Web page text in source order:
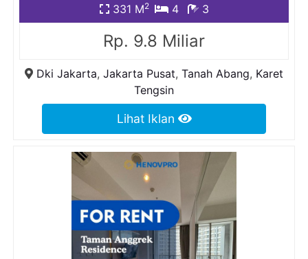
331 M2 4 3
Rp. 9.8 Miliar
Dki Jakarta, Jakarta Pusat, Tanah Abang, Karet
Tengsin
Lihat Iklan